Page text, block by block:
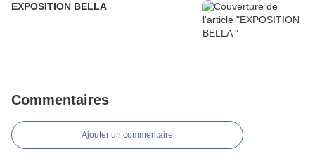
EXPOSITION BELLA
Commentaires
Ajouter un commentaire